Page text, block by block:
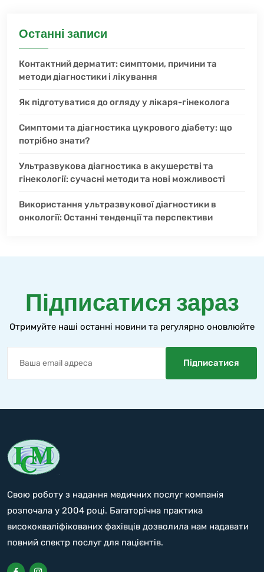
Останні записи
Контактний дерматит: симптоми, причини та
методи діагностики і лікування
Як підготуватися до огляду у лікаря-гінеколога
Симптоми та діагностика цукрового діабету: що
потрібно знати?
Ультразвукова діагностика в акушерстві та
гінекології: сучасні методи та нові можливості
Використання ультразвукової діагностики в
онкології: Останні тенденції та перспективи
Підписатися зараз
Отримуйте наші останні новини та регулярно оновлюйте
Свою роботу з надання медичних послуг компанія
розпочала у 2004 році. Багаторічна практика
висококваліфікованих фахівців дозволила нам надавати
повний спектр послуг для пацієнтів.